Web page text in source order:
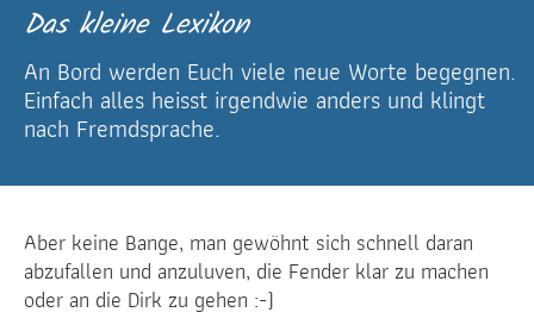
Das kleine Lexikon
An Bord werden Euch viele neue Worte begegnen.
Einfach alles heisst irgendwie anders und klingt
nach Fremdsprache.
Aber keine Bange, man gewöhnt sich schnell daran
abzufallen und anzuluven, die Fender klar zu machen
oder an die Dirk zu gehen :-)